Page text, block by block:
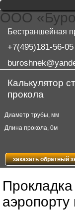
ООО
Бестраншейная
+7(495)181-56-05
Калькулятор
прокола
Диаметр трубы, мм
Длина прокола, 0м
заказать обратный
Прокладка
аэропорту